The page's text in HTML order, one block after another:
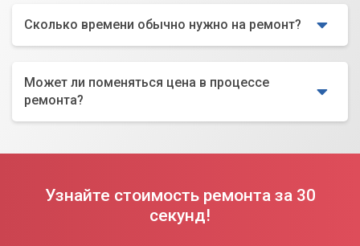
Сколько времени обычно нужно на ремонт?
Может ли поменяться цена в процессе
ремонта?
Узнайте стоимость ремонта за 30
секунд!